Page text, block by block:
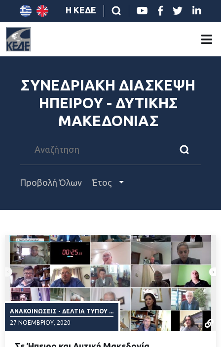
Η ΚΕΔΕ
ΣΥΝΕΔΡΙΑΚΗ ΔΙΑΣΚΕΨΗ
ΗΠΕΙΡΟΥ - ΔΥΤΙΚΗΣ
ΜΑΚΕΔΟΝΙΑΣ
Προβολή Όλων Έτος
ΑΝΑΚΟΙΝΏΣΕΙΣ - ΔΕΛΤΊΑ ΤΎΠΟΥ ...
27 ΝΟΕΜΒΡΊΟΥ, 2020